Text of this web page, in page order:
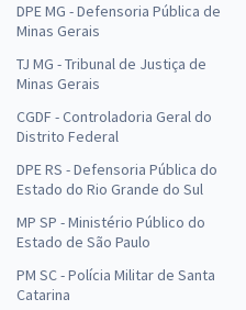
DPE MG - Defensoria Pública de
Minas Gerais
TJ MG - Tribunal de Justiça de
Minas Gerais
CGDF - Controladoria Geral do
Distrito Federal
DPE RS - Defensoria Pública do
Estado do Rio Grande do Sul
MP SP - Ministério Público do
Estado de São Paulo
PM SC - Polícia Militar de Santa
Catarina